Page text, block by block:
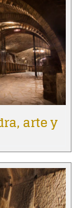
arte y